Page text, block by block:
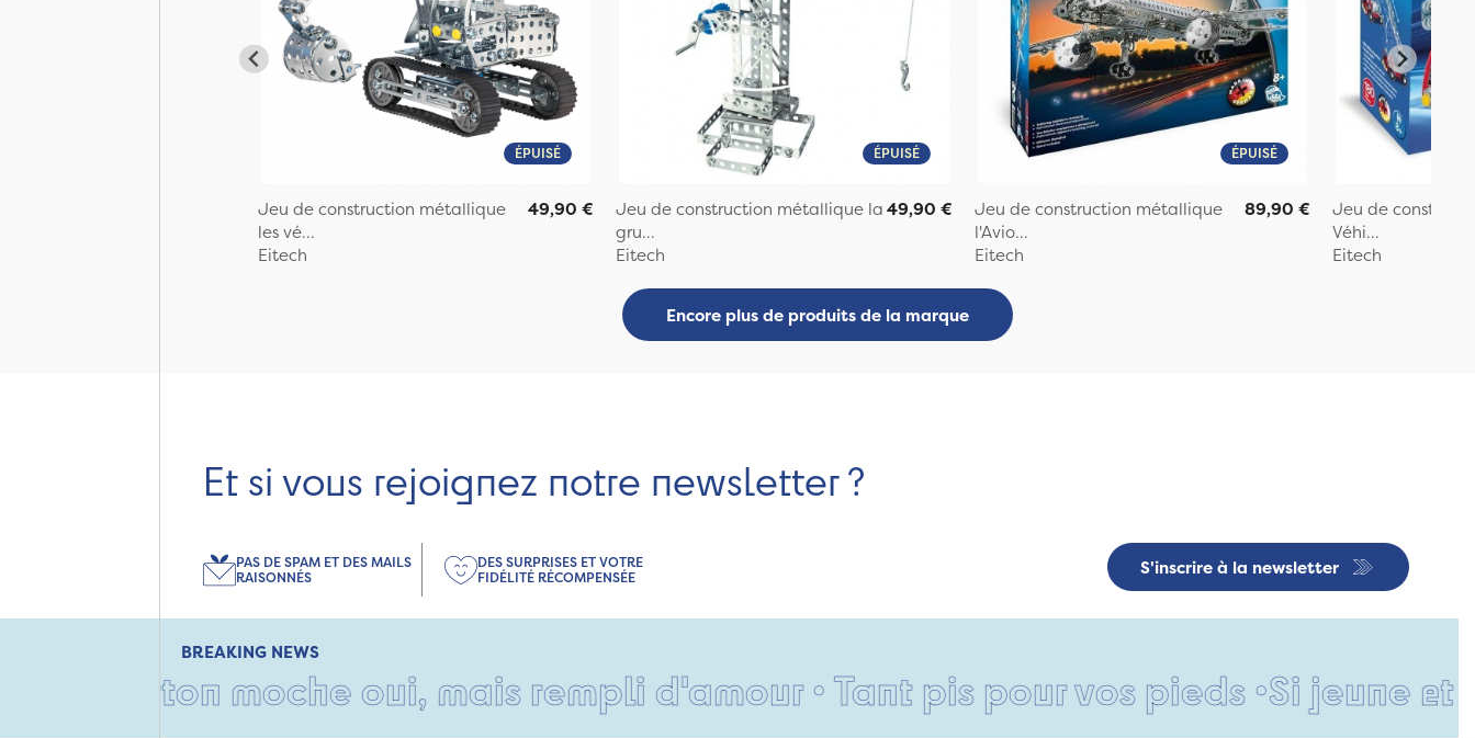
ÉPUISÉ
Jeu de construction métallique
les vé...
Eitech
49,90 €
ÉPUISÉ
Jeu de construction métallique la
gru...
Eitech
49,90 €
ÉPUISÉ
Jeu de construction métallique
l'Avio...
Eitech
89,90 €
Jeu de
Véhi...
Eitech
Encore plus de produits de la marque
Et si vous rejoignez notre newsletter ?
S'inscrire à la newsletter
PAS DE SPAM ET DES MAILS
RAISONNÉS
DES SURPRISES ET VOTRE
FIDÉLITÉ RÉCOMPENSÉE
BREAKING NEWS
moche oui, mais rempli d'amour • Tant pis pour vos pieds •Si jeune et déjà